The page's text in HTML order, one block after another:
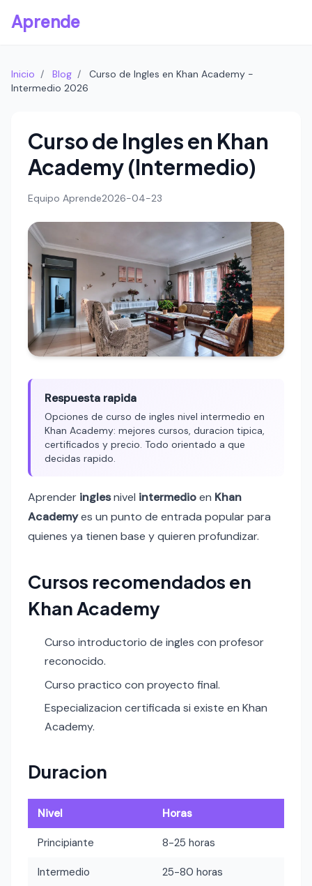
Aprende
Inicio / Blog /
Curso de Ingles en Khan Academy -
Intermedio 2026
Curso de Ingles en Khan
Academy (Intermedio)
Equipo Aprende2026-04-23
Respuesta rapida
Opciones de curso de ingles nivel intermedio en
Khan Academy: mejores cursos, duracion tipica,
certificados y precio. Todo orientado a que
decidas rapido.
Aprender inglesnivel intermedioen Khan
Academyes un punto de entrada popular para
quienes ya tienen base y quieren profundizar.
Cursos recomendados en
Khan Academy
Curso introductorio de ingles con profesor
reconocido.
Curso practico con proyecto final.
Especializacion certificada si existe en Khan
Academy.
Duracion
Nivel Horas
Principiante 8-25 horas
Intermedio 25-80 horas